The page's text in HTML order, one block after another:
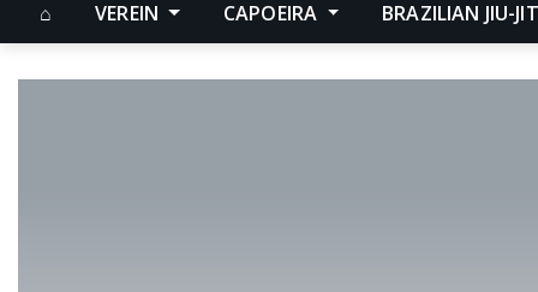
⌂ VEREIN CAPOEIRA BRAZILIAN JIU-